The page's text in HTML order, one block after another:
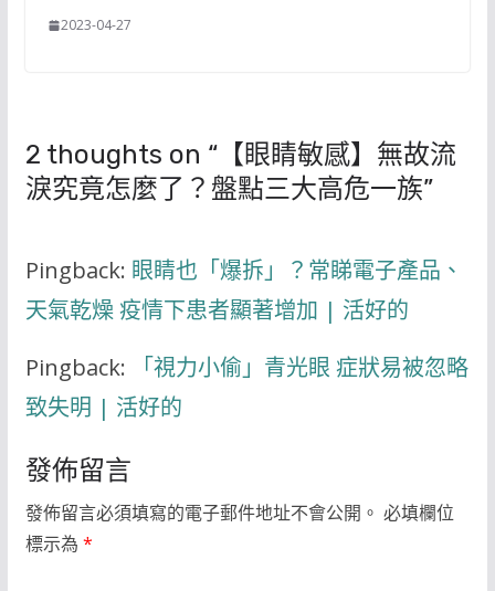
2023-04-27
2 thoughts on “【眼睛敏感】無故流
淚究竟怎麼了？盤點三大高危一族”
Pingback: 眼睛也「爆拆」？常睇電子產品、
天氣乾燥 疫情下患者顯著增加 | 活好的
Pingback:
「視力小偷」青光眼 症狀易被忽略
致失明 | 活好的
發佈留言
發佈留言必須填寫的電子郵件地址不會公開。 必填欄位
標示為 *